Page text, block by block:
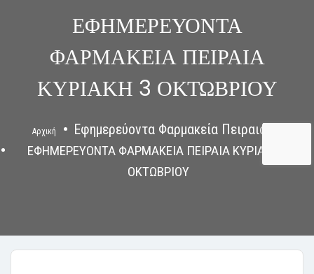
ΕΦΗΜΕΡΕΥΟΝΤΑ
ΦΑΡΜΑΚΕΙΑ ΠΕΙΡΑΙΑ
ΚΥΡΙΑΚΗ 3 ΟΚΤΩΒΡΙΟΥ
Αρχική Εφημερεύοντα Φαρμακεία Πειραιάς
ΕΦΗΜΕΡΕΥΟΝΤΑ ΦΑΡΜΑΚΕΙΑ ΠΕΙΡΑΙΑ ΚΥΡΙΑΚΗ 3
ΟΚΤΩΒΡΙΟΥ